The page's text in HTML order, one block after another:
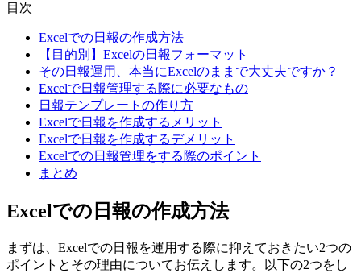
目次
Excelでの日報の作成方法
【目的別】Excelの日報フォーマット
その日報運用、本当にExcelのままで大丈夫ですか？
Excelで日報管理する際に必要なもの
日報テンプレートの作り方
Excelで日報を作成するメリット
Excelで日報を作成するデメリット
Excelでの日報管理をする際のポイント
まとめ
Excelでの日報の作成方法
まずは、Excelでの日報を運用する際に抑えておきたい2つの
ポイントとその理由についてお伝えします。以下の2つをし